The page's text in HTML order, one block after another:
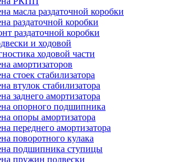
масла раздаточной коробки
раздаточной коробки
раздаточной коробки
и ходовой
ходовой части
амортизаторов
стоек стабилизатора
втулок стабилизатора
заднего амортизатора
опорного подшипника
опоры амортизатора
переднего амортизатора
поворотного кулака
подшипника ступицы
пружин подвески